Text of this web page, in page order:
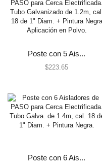
Movimiento para Interior
Rotura de Vidrios y Cristales
Sísmico
Temperatura
Vibraciones
Baterías
Fuentes de Poder
Transformadores
Carcasas
Poste con 5 Ais...
$223.65
Poste con 6 Ais...